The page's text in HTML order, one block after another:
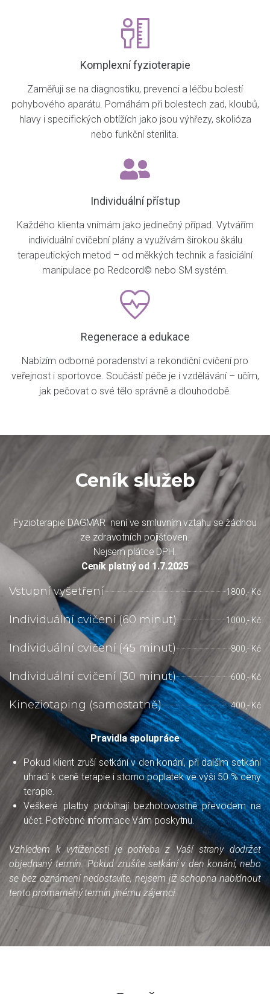
Komplexní fyzioterapie
Zaměřuji se na diagnostiku, prevenci a léčbu bolestí
pohybového aparátu. Pomáhám při bolestech zad, kloubů,
hlavy i specifických obtížích jako jsou výhřezy, skolióza
nebo funkční sterilita.
Individuální přístup
Každého klienta vnímám jako jedinečný případ. Vytvářím
individuální cvičební plány a využívám širokou škálu
terapeutických metod – od měkkých technik a fasiciální
manipulace po Redcord© nebo SM systém.
Regenerace a edukace
Nabízím odborné poradenství a rekondiční cvičení pro
veřejnost i sportovce. Součástí péče je i vzdělávání – učím,
jak pečovat o své tělo správně a dlouhodobě.
Ceník služeb
Fyzioterapie DAGMAR není ve smluvním vztahu se žádnou
ze zdravotních pojišťoven.
Nejsem plátce DPH.
Ceník platný od 1.7.2025
Vstupní vyšetření 1800,- Kč
Individuální cvičení (60 minut) 1000,- Kč
Individuální cvičení (45 minut) 800,- Kč
Individuální cvičení (30 minut) 600,- Kč
Kineziotaping (samostatně) 400,- Kč
Pravidla spolupráce
Pokud klient zruší setkání v den konání, při dalším setkání
uhradí k ceně terapie i storno poplatek ve výši 50 % ceny
terapie.
Veškeré platby probíhají bezhotovostně převodem na
účet. Potřebné informace Vám poskytnu.
Vzhledem k vytíženosti je potřeba z Vaší strany dodržet
objednaný termín. Pokud zrušíte setkání v den konání, nebo
se bez oznámení nedostavíte, nejsem již schopna nabídnout
tento promarněný termín jinému zájemci.